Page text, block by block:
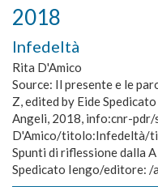
2018
Infedeltà
Rita D'Amico
Source: Il presente e le
Z, edited by Eide
Angeli, 2018, info:cnr-
D'Amico/titolo:Infedeltà/
Spunti di riflessione dalla
Spedicato Iengo/editore: /